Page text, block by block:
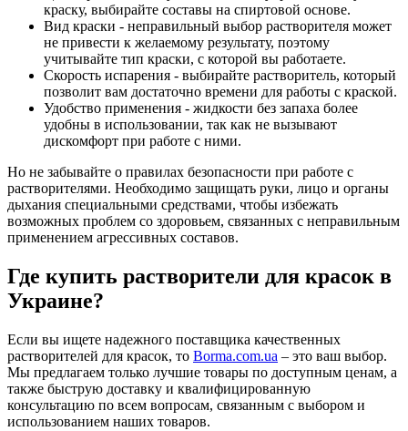
краску, выбирайте составы на спиртовой основе.
Вид краски - неправильный выбор растворителя может
не привести к желаемому результату, поэтому
учитывайте тип краски, с которой вы работаете.
Скорость испарения - выбирайте растворитель, который
позволит вам достаточно времени для работы с краской.
Удобство применения - жидкости без запаха более
удобны в использовании, так как не вызывают
дискомфорт при работе с ними.
Но не забывайте о правилах безопасности при работе с
растворителями. Необходимо защищать руки, лицо и органы
дыхания специальными средствами, чтобы избежать
возможных проблем со здоровьем, связанных с неправильным
применением агрессивных составов.
Где купить растворители для красок в
Украине?
Если вы ищете надежного поставщика качественных
растворителей для красок, то Borma.com.ua – это ваш выбор.
Мы предлагаем только лучшие товары по доступным ценам, а
также быструю доставку и квалифицированную
консультацию по всем вопросам, связанным с выбором и
использованием наших товаров.